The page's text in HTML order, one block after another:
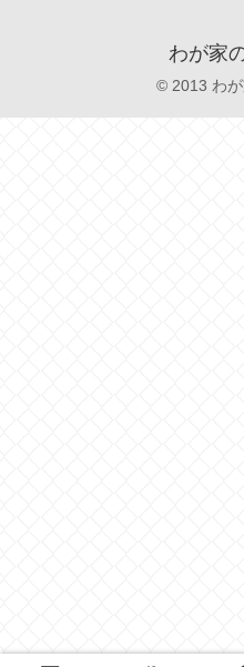
わが家
© 2013 わが